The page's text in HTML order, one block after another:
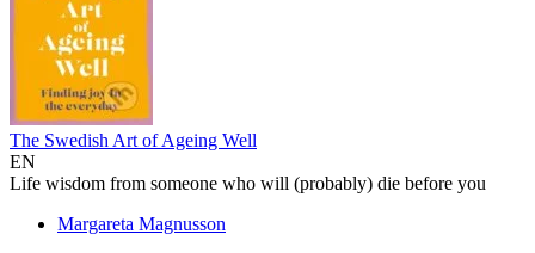
The Swedish Art of Ageing Well
EN
Life wisdom from someone who will (probably) die before you
Margareta Magnusson